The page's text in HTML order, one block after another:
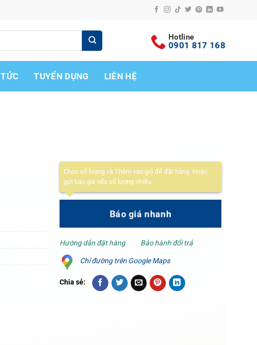
Hotline
0901 817 168
TUYỂN DỤNG LIÊN HỆ
Chọn số lượng và Thêm vào giỏ để đặt hàng. Hoặc
gửi báo giá nếu số lượng nhiều.
Báo giá nhanh
Hướng dẫn đặt hàng Bảo hành đổi trả
Chỉ đường trên Google Maps
Chia sẻ: